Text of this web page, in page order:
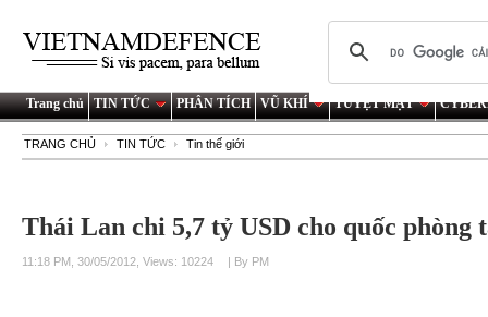
Trang chủ TIN TỨC PHÂN TÍCH VŨ KHÍ TUYỆT MẬT
TRANG CHỦ TIN TỨC Tin thế giới
Thái Lan chi 5,7 tỷ USD cho quốc phòng
11:18 PM, 30/05/2012, Views: 10224 | By PM